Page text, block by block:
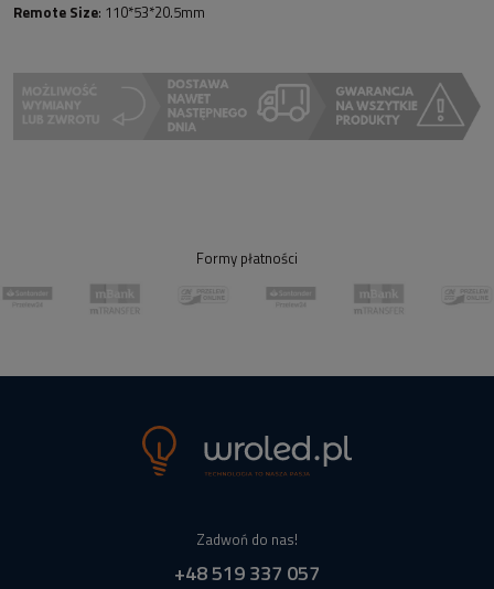
Remote Size: 110*53*20.5mm
Formy płatności
Zadwoń do nas!
+48 519 337 057